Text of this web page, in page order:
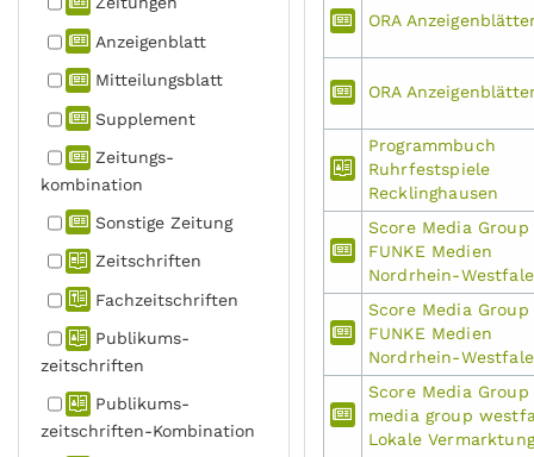
Anzeigen­blatt
Mitteilungs­blatt
Supplement
Zeitungs­
kombination
Sonstige Zeitung
Zeitschriften
Fachzeit­schriften
Publikums­
zeitschriften
Publikums­
zeitschriften-Kombination
ORA
ORA
Programmbuch
Ruhrfestspiele
Recklinghausen
Score Media Group
FUNKE Medien
Nordrhein-
Score Media Group
FUNKE Medien
Nordrhein-
Score Media Group
media group
Lokale Vermarktung